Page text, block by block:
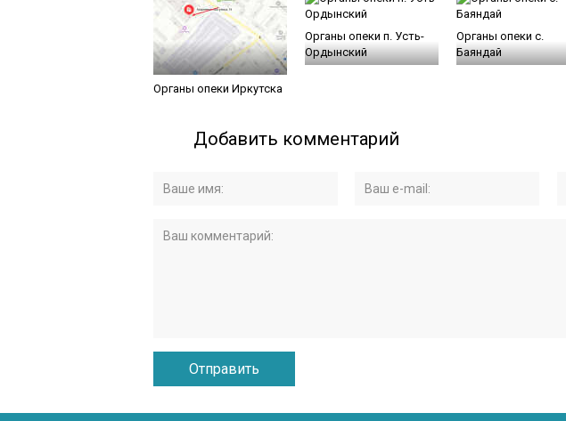
Органы опеки Иркутска
Органы опеки п. Усть-
Ордынский
Органы опеки с.
Баяндай
Добавить комментарий